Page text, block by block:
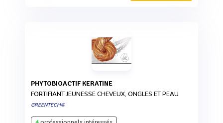
PHYTOBIOACTIF KERATINE
FORTIFIANT JEUNESSE CHEVEUX, ONGLES ET PEAU
GREENTECH®